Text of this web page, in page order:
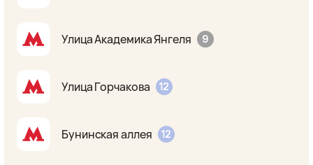
Улица Академика Янгеля 9
Улица Горчакова 12
Бунинская аллея 12